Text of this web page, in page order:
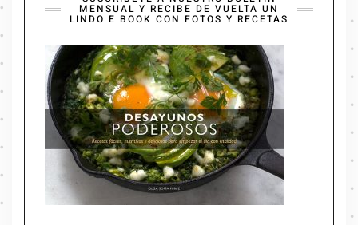
MENSUAL Y RECIBE DE VUELTA UN
LINDO E BOOK CON FOTOS Y RECETAS